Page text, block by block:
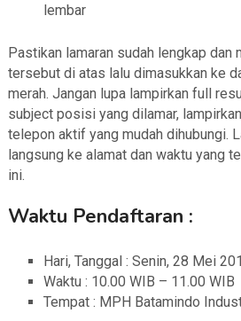
lembar
Pastikan lamaran sudah lengkap dan
tersebut di atas lalu dimasukkan ke
merah. Jangan lupa lampirkan full
subject posisi yang dilamar,
telepon aktif yang mudah dihubungi.
langsung ke alamat dan waktu yang
ini.
Waktu Pendaftaran :
Hari, Tanggal : Senin, 28 Mei
Waktu : 10.00 WIB – 11.00 WIB
Tempat : MPH Batamindo